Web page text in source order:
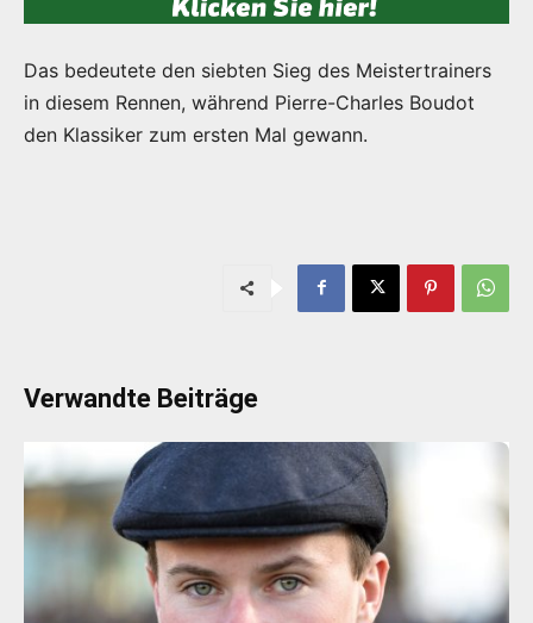
Das bedeutete den siebten Sieg des Meistertrainers
in diesem Rennen, während Pierre-Charles Boudot
den Klassiker zum ersten Mal gewann.
Verwandte Beiträge